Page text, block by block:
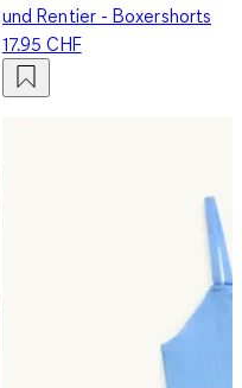
und Rentier - Boxershorts
17.95 CHF